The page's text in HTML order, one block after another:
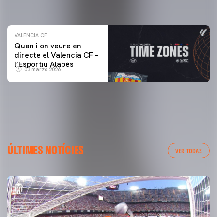
VALENCIA CF
Quan i on veure en
directe el Valencia CF –
l’Esportiu Alabés
03 marzo 2026
ÚLTIMES NOTÍCIES VER TODAS